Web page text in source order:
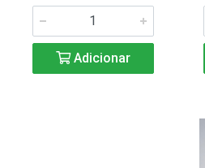
Adicionar